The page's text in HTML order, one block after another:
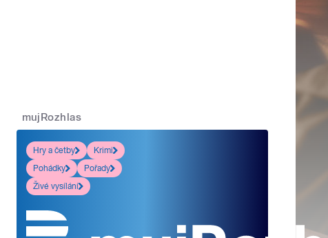
mujRozhlas
Hry a četby
Krimi
Pohádky
Pořady
Živé vysílání